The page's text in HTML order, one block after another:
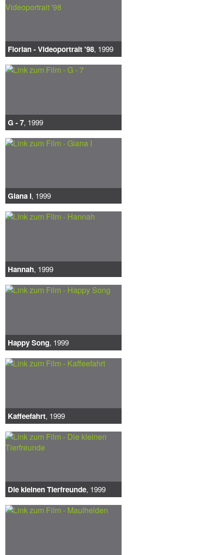
Florian - Videoportrait '98, 1999
G - 7, 1999
Giana I, 1999
Hannah, 1999
Happy Song, 1999
Kaffeefahrt, 1999
Die kleinen Tierfreunde, 1999